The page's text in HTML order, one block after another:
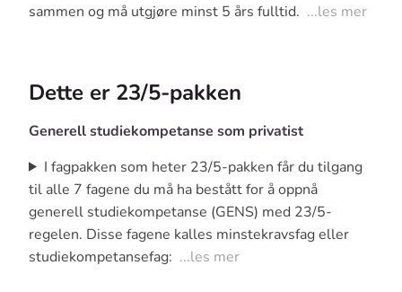
sammen og må utgjøre minst 5 års fulltid. ...les mer
Dette er 23/5-pakken
Generell studiekompetanse som privatist
I fagpakken som heter 23/5-pakken får du tilgang
til alle 7 fagene du må ha bestått for å oppnå
generell studiekompetanse (GENS) med 23/5-
regelen. Disse fagene kalles minstekravsfag eller
studiekompetansefag: ...les mer